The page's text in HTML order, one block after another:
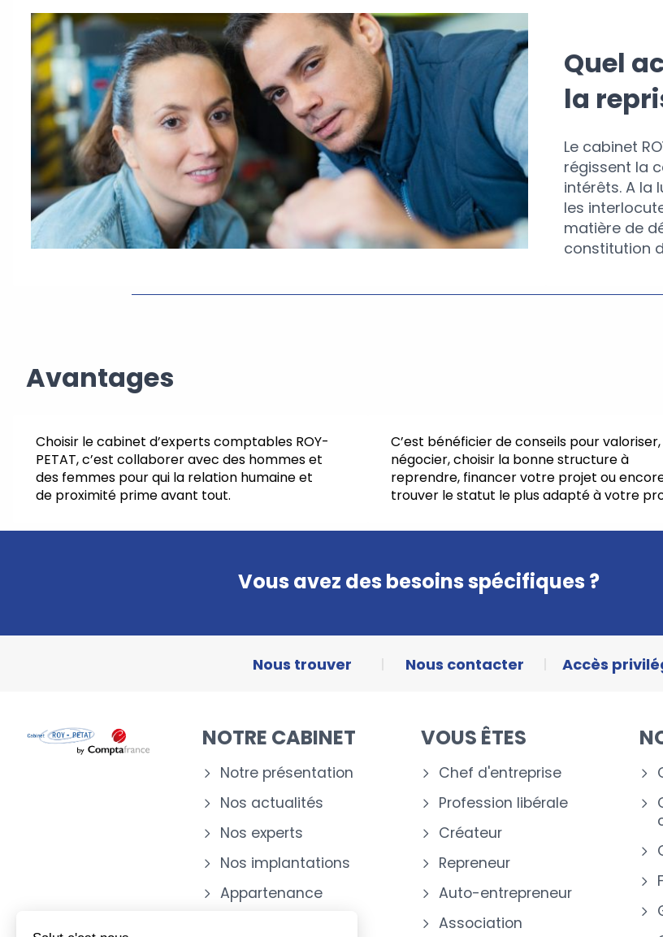
Quel
la
Le cabinet
régissent la
intérêts. A la
les
matière de
constitution
Avantages
Choisir le cabinet d’experts comptables ROY-
PETAT, c’est collaborer avec des hommes et
des femmes pour qui la relation humaine et
de proximité prime avant tout.
C’est bénéficier de conseils pour valoriser,
négocier, choisir la bonne structure à
reprendre, financer votre projet ou
trouver le statut le plus adapté à votre
Vous avez des besoins spécifiques ?
Nous trouver Nous contacter Accès
NOTRE CABINET
Notre présentation
Nos actualités
Nos experts
Nos implantations
Appartenance
VOUS ÊTES
Chef d'entreprise
Profession libérale
Créateur
Repreneur
Auto-entrepreneur
Association